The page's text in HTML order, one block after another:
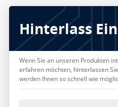
Hinterlass
Wenn Sie an unseren Produkten
erfahren möchten, hinterlassen
werden Ihnen so schnell wie